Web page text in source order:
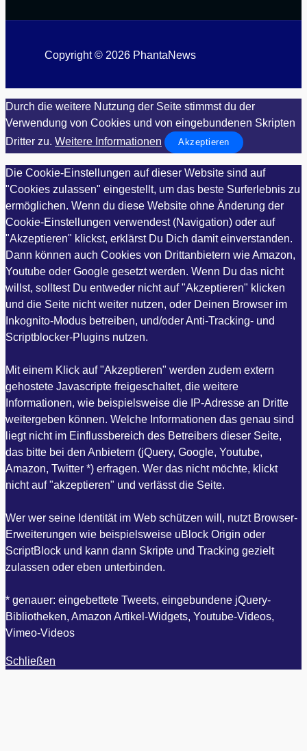
Copyright © 2026 PhantaNews
Durch die weitere Nutzung der Seite stimmst du der
Verwendung von Cookies und von eingebundenen Skripten
Dritter zu. Weitere Informationen Akzeptieren
Die Cookie-Einstellungen auf dieser Website sind auf
"Cookies zulassen" eingestellt, um das beste Surferlebnis zu
ermöglichen. Wenn du diese Website ohne Änderung der
Cookie-Einstellungen verwendest (Navigation) oder auf
"Akzeptieren" klickst, erklärst Du Dich damit einverstanden.
Dann können auch Cookies von Drittanbietern wie Amazon,
Youtube oder Google gesetzt werden. Wenn Du das nicht
willst, solltest Du entweder nicht auf "Akzeptieren" klicken
und die Seite nicht weiter nutzen, oder Deinen Browser im
Inkognito-Modus betreiben, und/oder Anti-Tracking- und
Scriptblocker-Plugins nutzen.
Mit einem Klick auf "Akzeptieren" werden zudem extern
gehostete Javascripte freigeschaltet, die weitere
Informationen, wie beispielsweise die IP-Adresse an Dritte
weitergeben können. Welche Informationen das genau sind
liegt nicht im Einflussbereich des Betreibers dieser Seite,
das bitte bei den Anbietern (jQuery, Google, Youtube,
Amazon, Twitter *) erfragen. Wer das nicht möchte, klickt
nicht auf "akzeptieren" und verlässt die Seite.
Wer wer seine Identität im Web schützen will, nutzt Browser-
Erweiterungen wie beispielsweise uBlock Origin oder
ScriptBlock und kann dann Skripte und Tracking gezielt
zulassen oder eben unterbinden.
* genauer: eingebettete Tweets, eingebundene jQuery-
Bibliotheken, Amazon Artikel-Widgets, Youtube-Videos,
Vimeo-Videos
Schließen